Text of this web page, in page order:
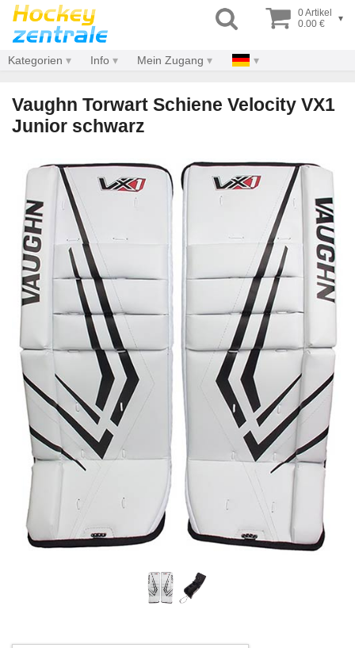
0 Artikel
0.00 €
▾
Kategorien Info Mein Zugang
Vaughn Torwart Schiene Velocity VX1
Junior schwarz